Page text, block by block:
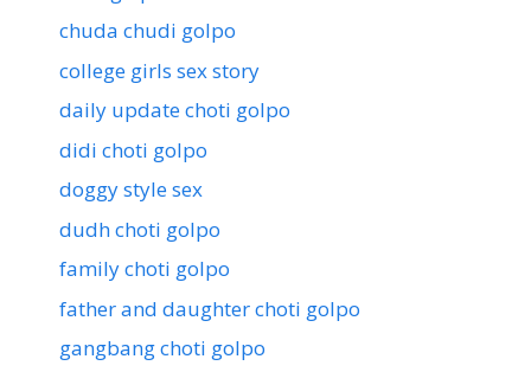
chuda chudi golpo
college girls sex story
daily update choti golpo
didi choti golpo
doggy style sex
dudh choti golpo
family choti golpo
father and daughter choti golpo
gangbang choti golpo